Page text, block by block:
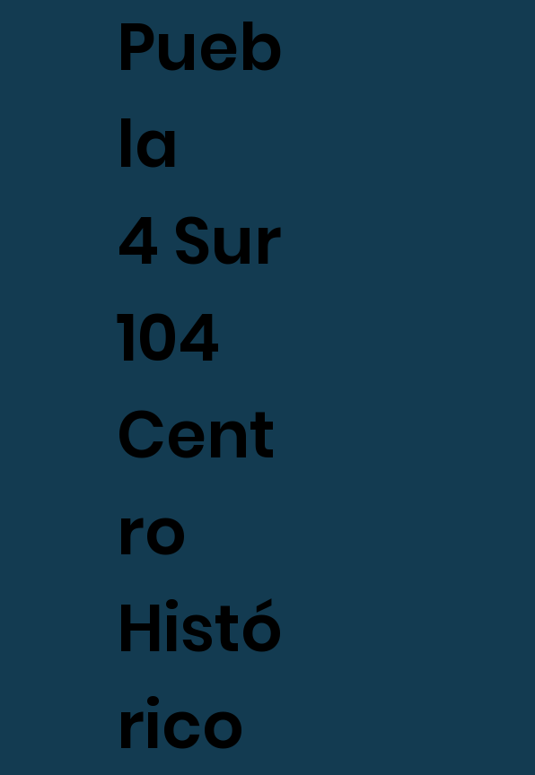
Pueb
la
4 Sur
104
Cent
ro
Histó
rico